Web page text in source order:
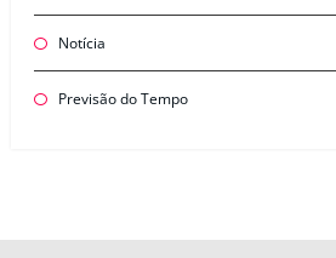
Notícia
Previsão do Tempo